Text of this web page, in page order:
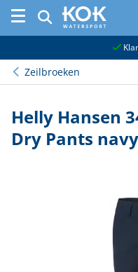
Zeilbroeken
Helly Hansen
Dry Pants navy